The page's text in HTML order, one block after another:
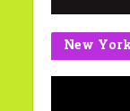
New